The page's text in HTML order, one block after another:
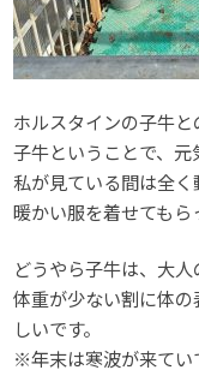
ホルスタインの子牛と
子牛ということで、元
私が見ている間は全
暖かい服を着せてもら
どうやら子牛は、大人
体重が少ない割に体
しいです。
※年末は寒波が来て